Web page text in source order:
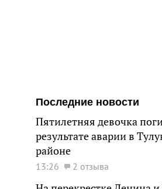
Последние новости
Пятилетняя девочка
результате аварии в
районе
13:26 2 отзыва